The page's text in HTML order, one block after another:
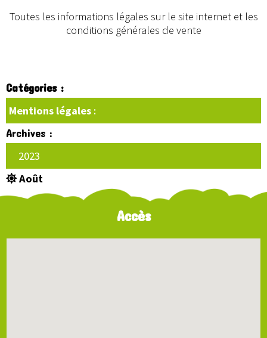
Toutes les informations légales sur le site internet et les
conditions générales de vente
Catégories :
Mentions légales :
Archives :
2023
Août
Accès